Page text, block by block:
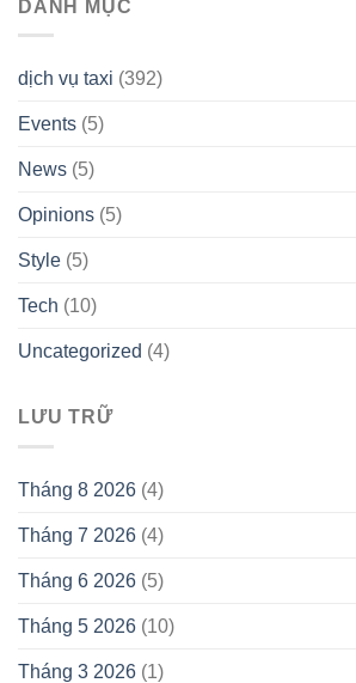
DANH MỤC
dịch vụ taxi (392)
Events (5)
News (5)
Opinions (5)
Style (5)
Tech (10)
Uncategorized (4)
LƯU TRỮ
Tháng 8 2026 (4)
Tháng 7 2026 (4)
Tháng 6 2026 (5)
Tháng 5 2026 (10)
Tháng 3 2026 (1)